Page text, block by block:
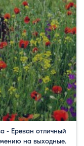
- Ереван отличный
на выходные.